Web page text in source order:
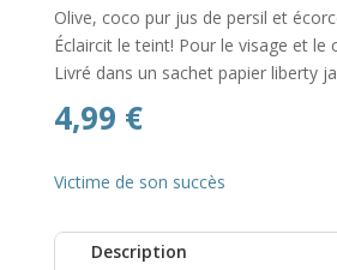
Olive, coco pur jus de persil et
Éclaircit le teint! Pour le visage et le
Livré dans un sachet papier liberty
4,99 €
Victime de son succès
Description